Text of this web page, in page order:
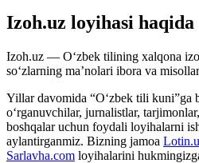
Izoh.uz loyihasi haqida
Izoh.uz — O‘zbek tilining xalqona
so‘zlarning ma’nolari ibora va
Yillar davomida “O‘zbek tili kuni”ga
o‘rganuvchilar, jurnalistlar,
boshqalar uchun foydali loyihalarni
aylantirganmiz. Bizning jamoa
Sarlavha.com loyihalarini